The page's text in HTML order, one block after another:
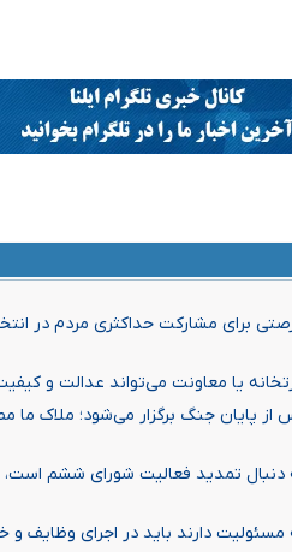
برای مشارکت حداکثری مردم در
یا معاونت می‌تواند عدالت و
از پایان جنگ برگزار می‌شود؛ ملاک
تمدید فعالیت شورای ششم
مسئولیت دارند باید در اجرای وظایف